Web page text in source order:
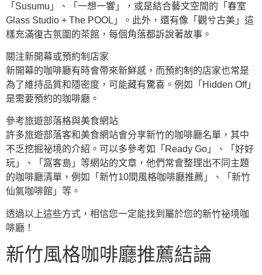
「Susumu」、「一想一響」，或是結合藝文空間的「春室
Glass Studio + The POOL」。此外，還有像「觀兮古美」這
樣充滿復古氛圍的茶館，每個角落都訴說著故事。
關注新開幕或預約制店家
新開幕的咖啡廳有時會帶來新鮮感，而預約制的店家也常是
為了維持品質和隱密度，可能藏有驚喜。例如「Hidden Off」
是需要預約的咖啡廳。
參考旅遊部落格與美食網站
許多旅遊部落客和美食網站會分享新竹的咖啡廳名單，其中
不乏挖掘祕境的介紹。可以多參考如「Ready Go」、「好好
玩」、「窩客島」等網站的文章，他們常會整理出不同主題
的咖啡廳清單，例如「新竹10間風格咖啡廳推薦」、「新竹
仙氣咖啡館」等。
透過以上這些方式，相信您一定能找到屬於您的新竹祕境咖
啡廳！
新竹風格咖啡廳推薦結論